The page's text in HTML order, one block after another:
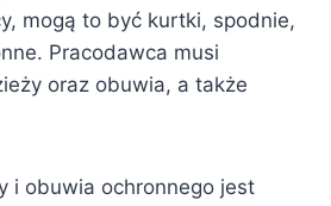
mogą to być kurtki, spodnie,
Pracodawca musi
oraz obuwia, a także
i obuwia ochronnego jest